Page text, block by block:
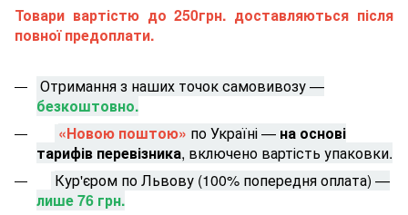
Товари вартістю до 250грн. доставляються після
повної предоплати.
Отримання з наших точок самовивозу —
безкоштовно.
«Новою поштою» по Україні — на основі
тарифів перевізника, включено вартість упаковки.
Кур'єром по Львову (100% попередня оплата) —
лише 76 грн.